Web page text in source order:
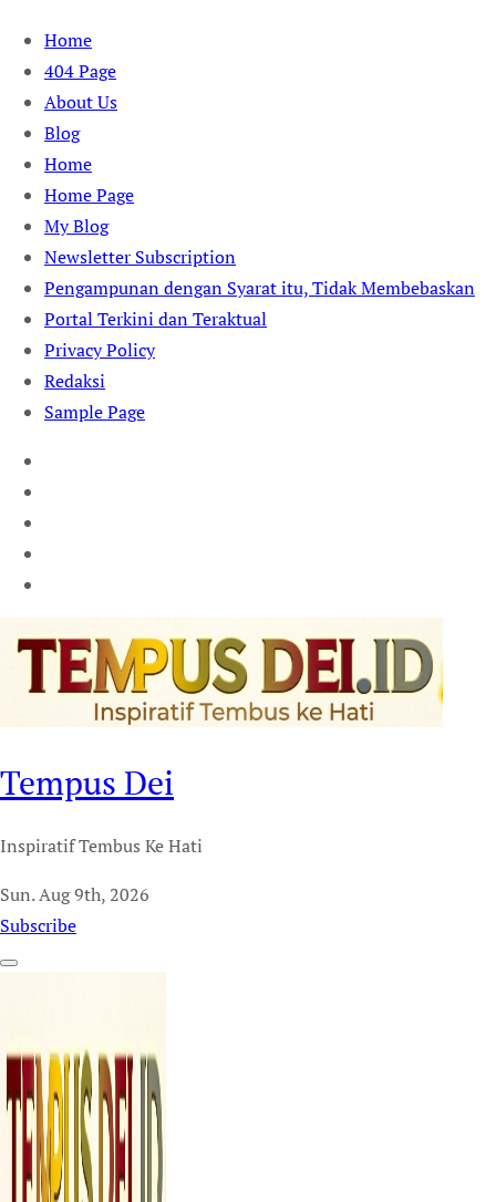
Skip
content
Home
404 Page
About Us
Blog
Home
Home Page
My Blog
Newsletter Subscription
Pengampunan dengan Syarat itu, Tidak Membebaskan
Portal Terkini dan Teraktual
Privacy Policy
Redaksi
Sample Page
Tempus Dei
Inspiratif Tembus Ke Hati
Sun. Aug 9th, 2026
Subscribe